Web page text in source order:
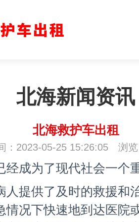
北海新闻资讯
北海救护车出租
：2023-05-25 15:26:05 浏览
经成为了现代社会一个
人提供了及时的救援和
情况下快速地到达医院